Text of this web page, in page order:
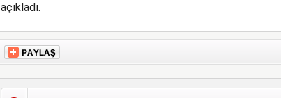
açıkladı.